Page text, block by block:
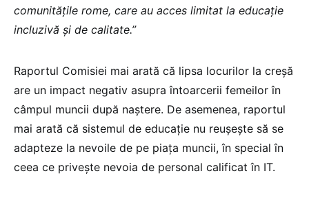
comunitățile rome, care au acces limitat la educație
incluzivă și de calitate.”
Raportul Comisiei mai arată că lipsa locurilor la creșă
are un impact negativ asupra întoarcerii femeilor în
câmpul muncii după naștere. De asemenea, raportul
mai arată că sistemul de educație nu reușește să se
adapteze la nevoile de pe piața muncii, în special în
ceea ce privește nevoia de personal calificat în IT.